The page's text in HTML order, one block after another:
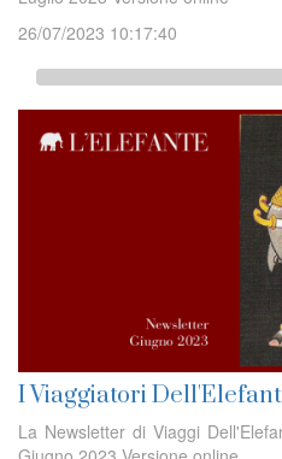
26/07/2023 10:17:40
I Viaggiatori
La Newsletter di Viaggi